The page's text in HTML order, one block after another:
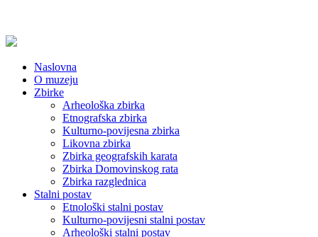
Naslovna
O muzeju
Zbirke
Arheološka zbirka
Etnografska zbirka
Kulturno-povijesna zbirka
Likovna zbirka
Zbirka geografskih karata
Zbirka Domovinskog rata
Zbirka razglednica
Stalni postav
Etnološki stalni postav
Kulturno-povijesni stalni postav
Arheološki stalni postav